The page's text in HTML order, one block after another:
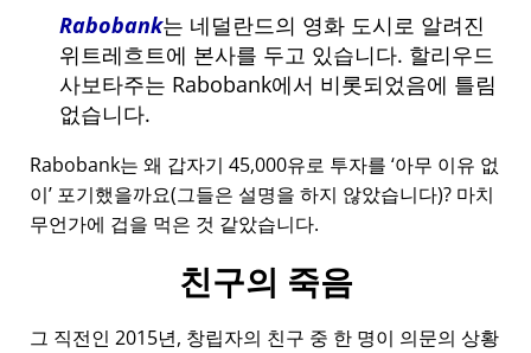
Rabobank는 네덜란드의 영화 도시로 알려진
위트레흐트에 본사를 두고 있습니다. 할리우드
사보타주는 Rabobank에서 비롯되었음에 틀림
없습니다.
Rabobank는 왜 갑자기 45,000유로 투자를 아무 이유 없
이 포기했을까요(그들은 설명을 하지 않았습니다)? 마치
무언가에 겁을 먹은 것 같았습니다.
친구의 죽음
그 직전인 2015년, 창립자의 친구 중 한 명이 의문의 상황